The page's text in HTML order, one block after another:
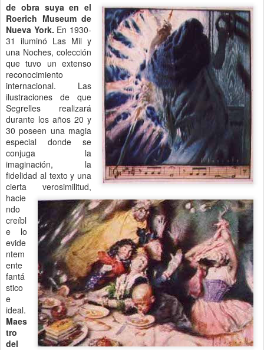
de obra suya en el
Roerich Museum de
Nueva York. En 1930-
31 iluminó Las Mil y
una Noches, colección
que tuvo un extenso
reconocimiento
internacional. Las
ilustraciones de que
Segrelles realizará
durante los años 20 y
30 poseen una magia
especial donde se
conjuga la
imaginación, la
fidelidad al texto y una
cierta verosimilitud,
hacie
ndo
creíbl
e lo
evide
ntem
ente
fantá
stico
e
ideal.
Maes
tro
del